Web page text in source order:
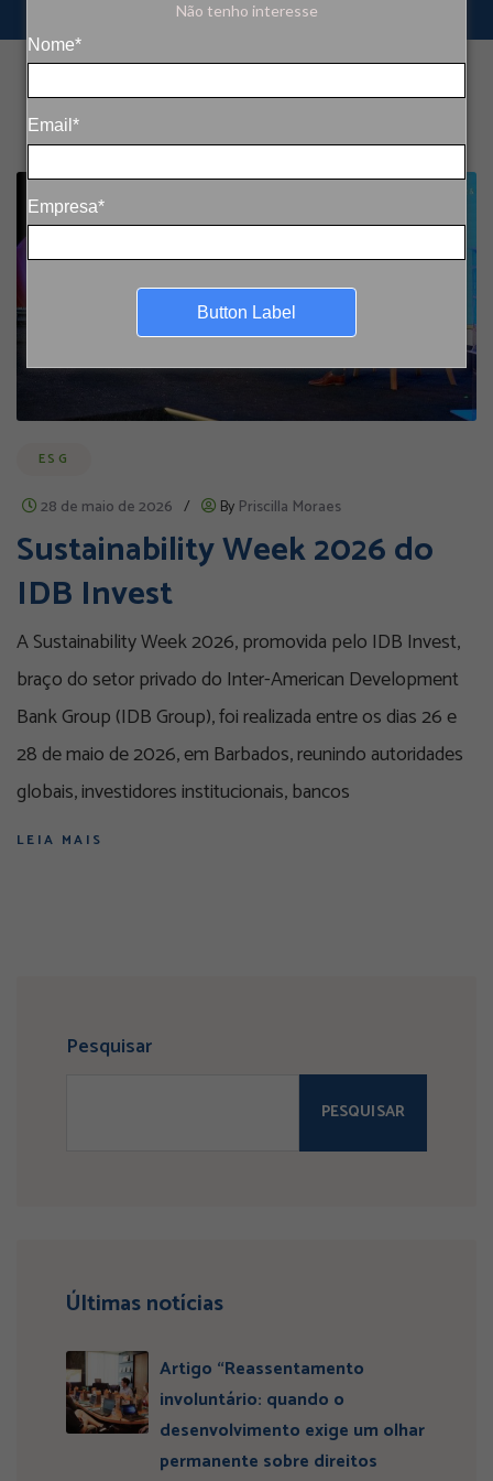
Não tenho interesse
Nome*
Email*
Empresa*
Button Label
ESG
28 de maio de 2026 / By Priscilla Moraes
Sustainability Week 2026 do
IDB Invest
A Sustainability Week 2026, promovida pelo IDB Invest,
braço do setor privado do Inter-American Development
Bank Group (IDB Group), foi realizada entre os dias 26 e
28 de maio de 2026, em Barbados, reunindo autoridades
globais, investidores institucionais, bancos
LEIA MAIS
Pesquisar
PESQUISAR
Últimas notícias
Artigo “Reassentamento
involuntário: quando o
desenvolvimento exige um olhar
permanente sobre direitos